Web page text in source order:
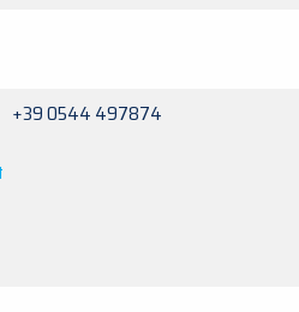
0544 497874